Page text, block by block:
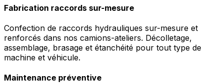
Fabrication raccords sur-mesure
Confection de raccords hydrauliques sur-mesure et
renforcés dans nos camions-ateliers. Décolletage,
assemblage, brasage et étanchéité pour tout type de
machine et véhicule.
Maintenance préventive